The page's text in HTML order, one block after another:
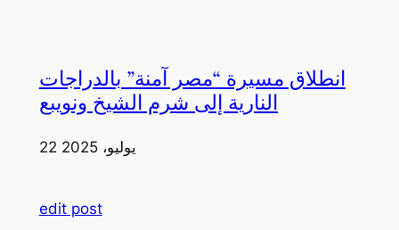
انطلاق مسيرة “مصر آمنة” بالدراجات
النارية إلى شرم الشيخ ونويبع
22 يوليو، 2025
edit post